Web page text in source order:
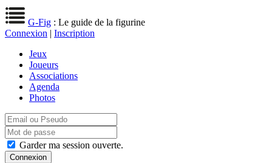
G-Fig : Le guide de la figurine
Connexion | Inscription
Jeux
Joueurs
Associations
Agenda
Photos
Garder ma session ouverte.